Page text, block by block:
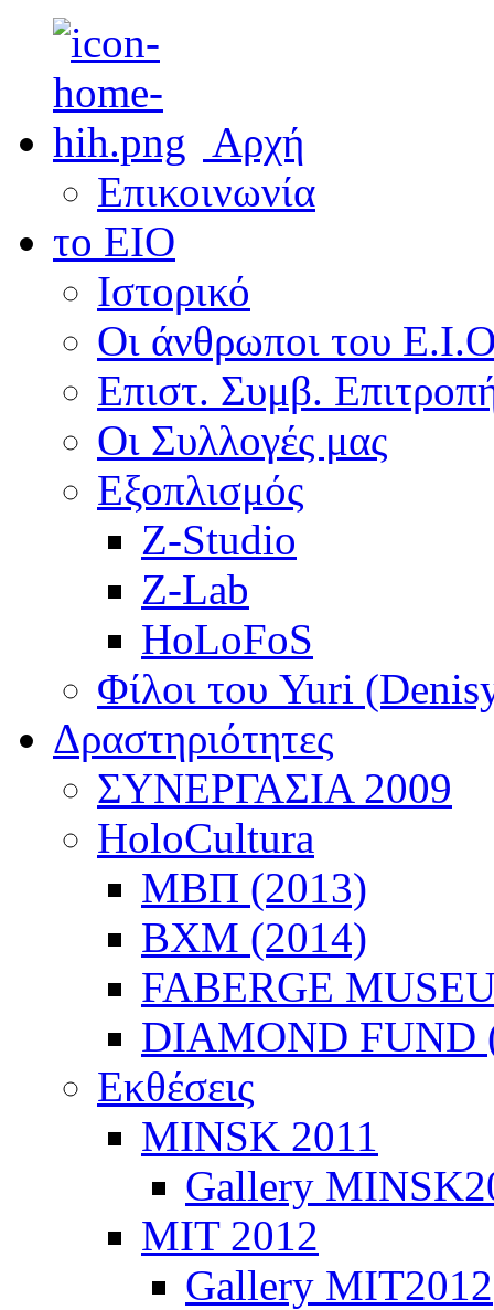
Αρχή
Επικοινωνία
το ΕΙΟ
Ιστορικό
Οι άνθρωποι του
Επιστ. Συμβ.
Οι Συλλογές μας
Εξοπλισμός
Z-Studio
Z-Lab
HoLoFoS
Φίλοι του Yuri
Δραστηριότητες
ΣΥΝΕΡΓΑΣΙΑ 2009
HoloCultura
ΜΒΠ (2013)
ΒΧΜ (2014)
FABERGE
DIAMOND FUND
Εκθέσεις
ΜINSK 2011
Gallery
ΜIT 2012
Gallery MIT2012